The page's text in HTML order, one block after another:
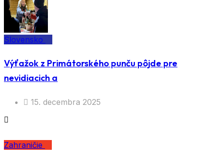
Slovensko
Výťažok z Primátorského punču pôjde pre
nevidiacich a
15. decembra 2025
Zahraničie